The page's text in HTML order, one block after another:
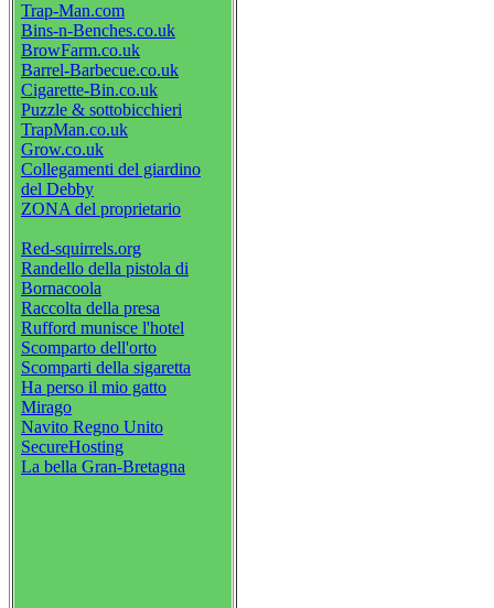
Trap-Man.com
Bins-n-Benches.co.uk
BrowFarm.co.uk
Barrel-Barbecue.co.uk
Cigarette-Bin.co.uk
Puzzle & sottobicchieri
TrapMan.co.uk
Grow.co.uk
Collegamenti del giardino
del Debby
ZONA del proprietario
Red-squirrels.org
Randello della pistola di
Bornacoola
Raccolta della presa
Rufford munisce l'hotel
Scomparto dell'orto
Scomparti della sigaretta
Ha perso il mio gatto
Mirago
Navito Regno Unito
SecureHosting
La bella Gran-Bretagna